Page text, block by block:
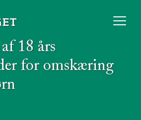
18 års
for omskæring